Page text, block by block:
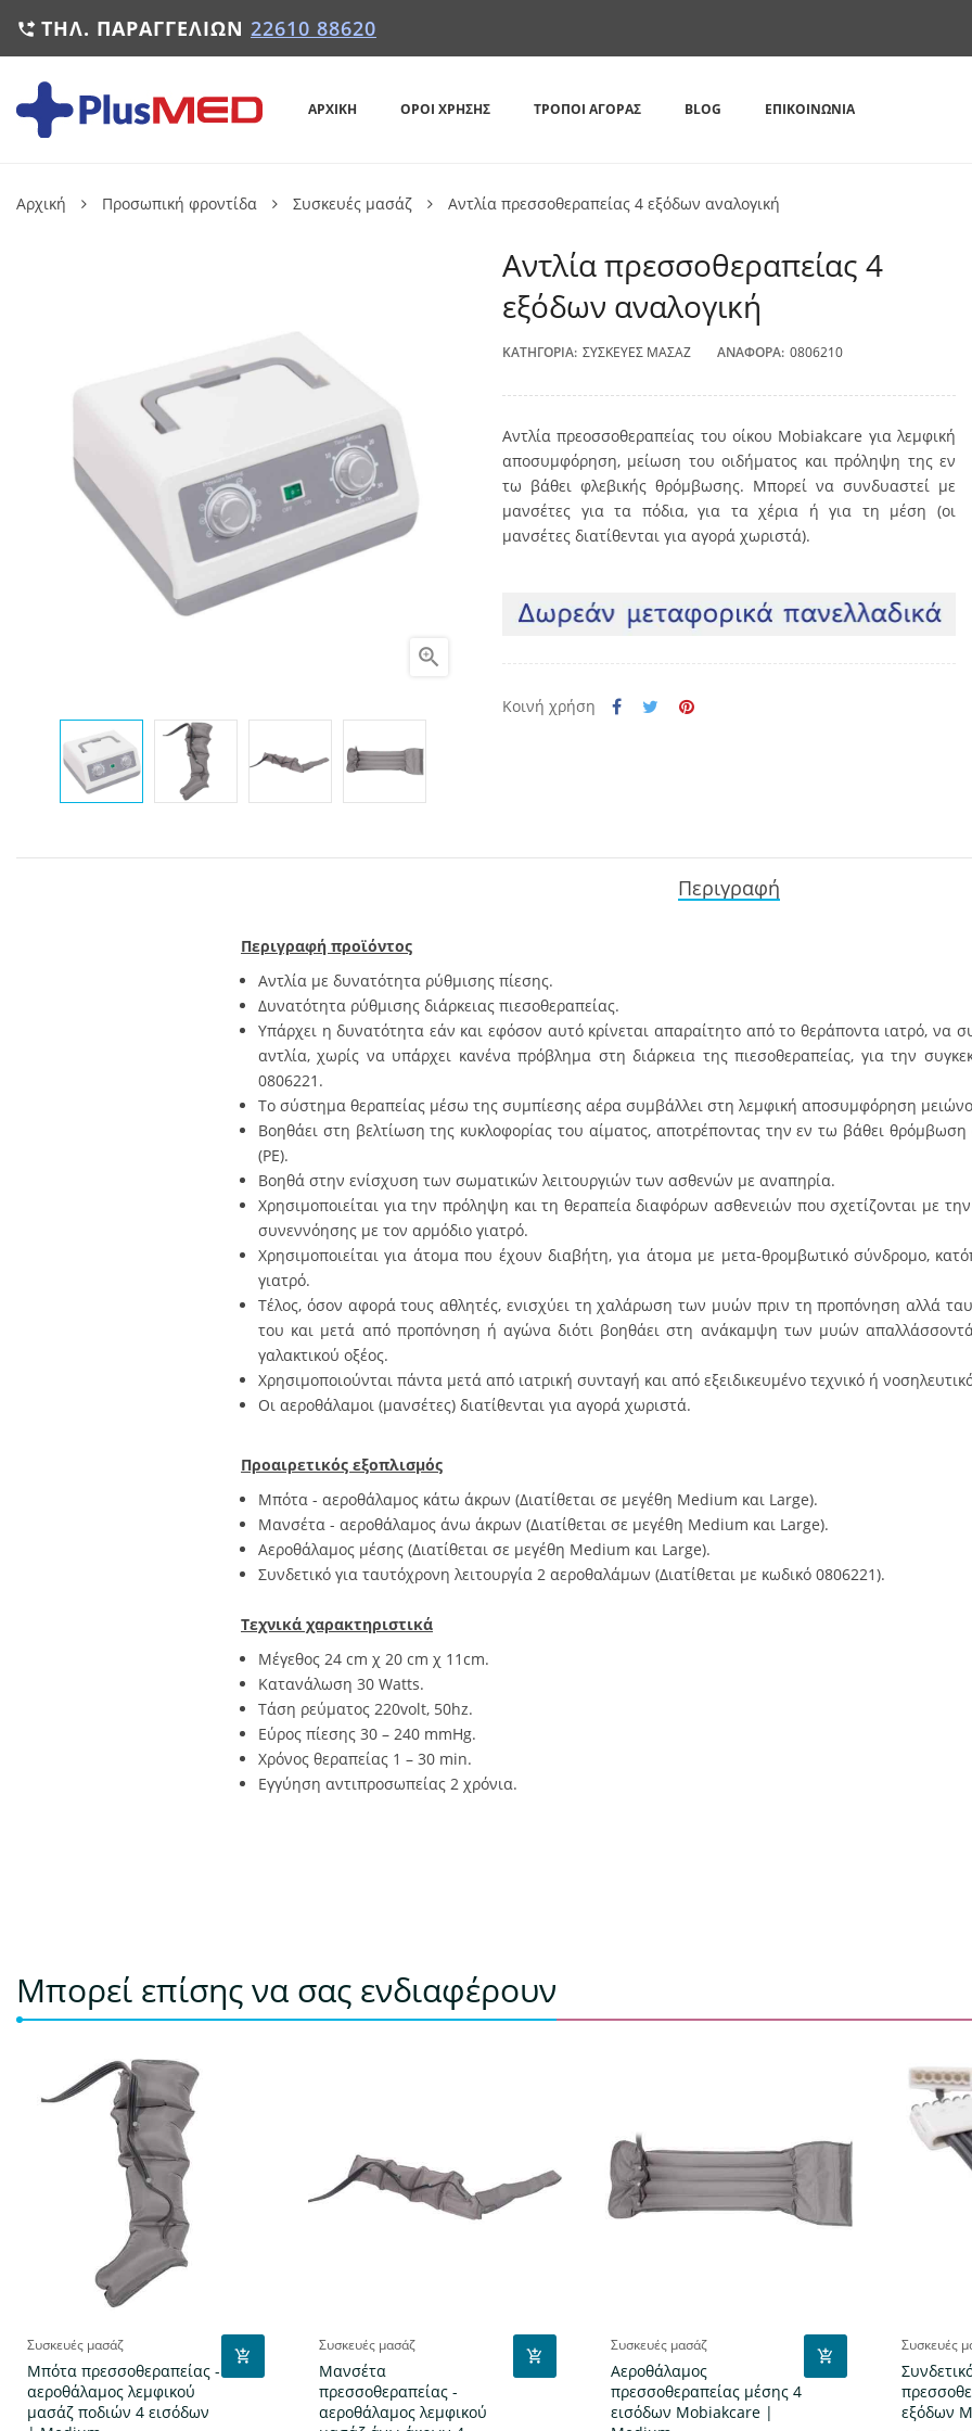
 ΤΗΛ. ΠΑΡΑΓΓΕΛΙΏΝ 22610 88620
ΑΡΧΙΚΉ ΌΡΟΙ ΧΡΉΣΗΣ ΤΡΌΠΟΙ ΑΓΟΡΆΣ BLOG ΕΠΙΚΟΙΝΩΝΊΑ
Αρχική Προσωπική φροντίδα Συσκευές μασάζ Αντλία πρεσσοθεραπείας 4 εξόδων αναλογική

Αντλία πρεσσοθεραπείας 4
εξόδων αναλογική
ΚΑΤΗΓΟΡΊΑ: ΣΥΣΚΕΥΈΣ ΜΑΣΆΖ ΑΝΑΦΟΡΆ: 0806210
Αντλία πρεοσσοθεραπείας του οίκου Mobiakcare για λεμφική
αποσυμφόρηση, μείωση του οιδήματος και πρόληψη της εν
τω βάθει φλεβικής θρόμβωσης. Μπορεί να συνδυαστεί με
μανσέτες για τα πόδια, για τα χέρια ή για τη μέση (οι
μανσέτες διατίθενται για αγορά χωριστά).
Κοινή χρήση
Περιγραφή
Περιγραφή προϊόντος
Αντλία με δυνατότητα ρύθμισης πίεσης.
Δυνατότητα ρύθμισης διάρκειας πιεσοθεραπείας.
Υπάρχει η δυνατότητα εάν και εφόσον αυτό κρίνεται απαραίτητο από το θεράποντα ιατρό, να
αντλία, χωρίς να υπάρχει κανένα πρόβλημα στη διάρκεια της πιεσοθεραπείας, για την
0806221.
Το σύστημα θεραπείας μέσω της συμπίεσης αέρα συμβάλλει στη λεμφική αποσυμφόρηση
Βοηθάει στη βελτίωση της κυκλοφορίας του αίματος, αποτρέποντας την εν τω βάθει θρόμβωση
(PE).
Βοηθά στην ενίσχυση των σωματικών λειτουργιών των ασθενών με αναπηρία.
Χρησιμοποιείται για την πρόληψη και τη θεραπεία διαφόρων ασθενειών που σχετίζονται με
συνεννόησης με τον αρμόδιο γιατρό.
Χρησιμοποιείται για άτομα που έχουν διαβήτη, για άτομα με μετα-θρομβωτικό σύνδρομο,
γιατρό.
Τέλος, όσον αφορά τους αθλητές, ενισχύει τη χαλάρωση των μυών πριν τη προπόνηση αλλά
του και μετά από προπόνηση ή αγώνα διότι βοηθάει στη ανάκαμψη των μυών
γαλακτικού οξέος.
Χρησιμοποιούνται πάντα μετά από ιατρική συνταγή και από εξειδικευμένο τεχνικό ή
Οι αεροθάλαμοι (μανσέτες) διατίθενται για αγορά χωριστά.
Προαιρετικός εξοπλισμός
Μπότα - αεροθάλαμος κάτω άκρων (Διατίθεται σε μεγέθη Medium και Large).
Μανσέτα - αεροθάλαμος άνω άκρων (Διατίθεται σε μεγέθη Medium και Large).
Αεροθάλαμος μέσης (Διατίθεται σε μεγέθη Medium και Large).
Συνδετικό για ταυτόχρονη λειτουργία 2 αεροθαλάμων (Διατίθεται με κωδικό 0806221).
Τεχνικά χαρακτηριστικά
Μέγεθος 24 cm χ 20 cm χ 11cm.
Κατανάλωση 30 Watts.
Τάση ρεύματος 220volt, 50hz.
Εύρος πίεσης 30 – 240 mmHg.
Χρόνος θεραπείας 1 – 30 min.
Εγγύηση αντιπροσωπείας 2 χρόνια.
Μπορεί επίσης να σας ενδιαφέρουν
Συσκευές μασάζ
Μπότα πρεσσοθεραπείας -
αεροθάλαμος λεμφικού
μασάζ ποδιών 4 εισόδων
Συσκευές μασάζ
Μανσέτα
πρεσσοθεραπείας -
αεροθάλαμος λεμφικού
Συσκευές μασάζ
Αεροθάλαμος
πρεσσοθεραπείας μέσης 4
εισόδων Mobiakcare |
Συσκευές
εξόδων